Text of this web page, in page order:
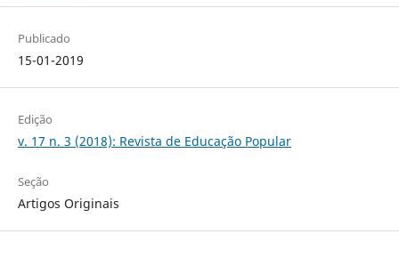
Publicado
15-01-2019
Edição
v. 17 n. 3 (2018): Revista de Educação Popular
Seção
Artigos Originais